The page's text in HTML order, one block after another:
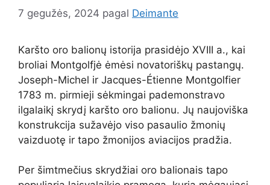
7 gegužės, 2024 pagal Deimante
Karšto oro balionų istorija prasidėjo XVIII a., kai
broliai Montgolfjė ėmėsi novatoriškų pastangų.
Joseph-Michel ir Jacques-Étienne Montgolfier
1783 m. pirmieji sėkmingai pademonstravo
ilgalaikį skrydį karšto oro balionu. Jų naujoviška
konstrukcija sužavėjo viso pasaulio žmonių
vaizduotę ir tapo žmonijos aviacijos pradžia.
Per šimtmečius skrydžiai oro balionais tapo